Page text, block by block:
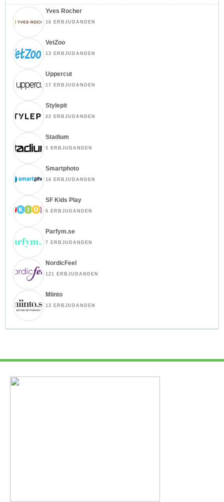
Yves Rocher
16 ERBJUDANDEN
VetZoo
13 ERBJUDANDEN
Uppercut
17 ERBJUDANDEN
Stylepit
22 ERBJUDANDEN
Stadium
5 ERBJUDANDEN
Smartphoto
16 ERBJUDANDEN
SF Kids Play
6 ERBJUDANDEN
Parfym.se
7 ERBJUDANDEN
NordicFeel
121 ERBJUDANDEN
Miinto
13 ERBJUDANDEN